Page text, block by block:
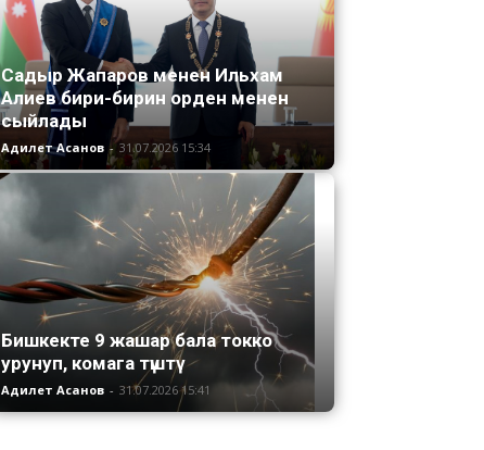
Садыр Жапаров менен Ильхам
Алиев бири-бирин орден менен
сыйлады
Адилет Асанов - 31.07.2026 15:34
Бишкекте 9 жашар бала токко
урунуп, комага түштү
Адилет Асанов - 31.07.2026 15:41